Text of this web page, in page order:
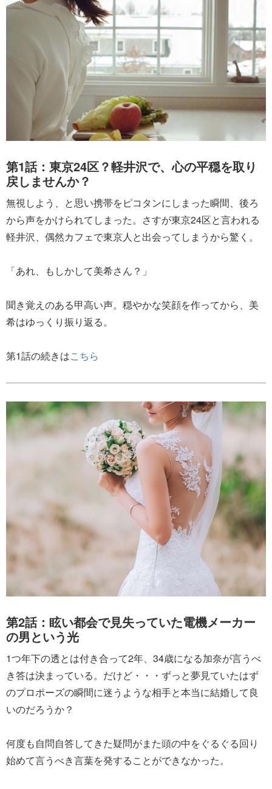
第1話：東京24区？軽井沢で、心の平穏を取り
戻しませんか？
無視しよう、と思い携帯をピコタンにしまった瞬間、後ろ
から声をかけられてしまった。さすが東京24区と言われる
軽井沢、偶然カフェで東京人と出会ってしまうから驚く。
「あれ、もしかして美希さん？」
聞き覚えのある甲高い声。穏やかな笑顔を作ってから、美
希はゆっくり振り返る。
第1話の続きはこちら
第2話：眩い都会で見失っていた電機メーカー
の男という光
1つ年下の透とは付き合って2年、34歳になる加奈が言うべ
き答は決まっている。だけど・・・ずっと夢見ていたはず
のプロポーズの瞬間に迷うような相手と本当に結婚して良
いのだろうか？
何度も自問自答してきた疑問がまた頭の中をぐるぐる回り
始めて言うべき言葉を発することができなかった。